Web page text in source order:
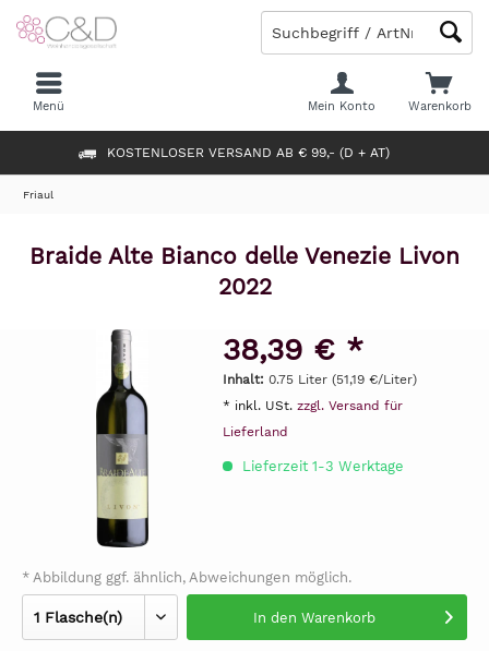
KOSTENLOSER VERSAND AB € 99,- (D + AT)
Warenkorb
Mein Konto
Menü
Friaul
Braide Alte Bianco delle Venezie Livon
2022
38,39 € *
Inhalt: 0.75 Liter (51,19 €/Liter)
* inkl. USt. zzgl. Versand für
Lieferland
Lieferzeit 1-3 Werktage
* Abbildung ggf. ähnlich, Abweichungen möglich.
In den Warenkorb